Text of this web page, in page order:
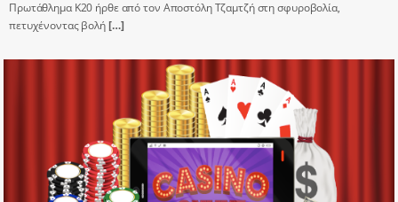
Πρωτάθλημα Κ20 ήρθε από τον Αποστόλη Τζαμτζή στη σφυροβολία,
πετυχένοντας βολή[…]